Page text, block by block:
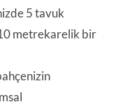
5 tavuk
metrekarelik bir